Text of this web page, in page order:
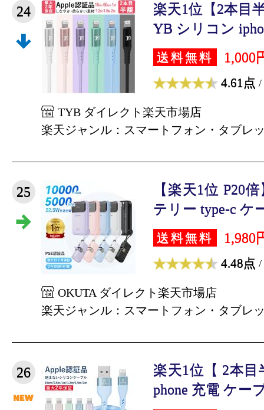
24
楽天1位【2本目
YB シリコン
送料無料 1,000
4.61点 /
TYB ダイレクト楽天市場店
楽天ジャンル：スマートフォン・タブレ
25
【楽天1位 P20
テリー type-c ケ
送料無料 1,980
4.48点 /
OKUTA ダイレクト楽天市場店
楽天ジャンル：スマートフォン・タブレ
26
楽天1位【 2本
phone 充電 ケー